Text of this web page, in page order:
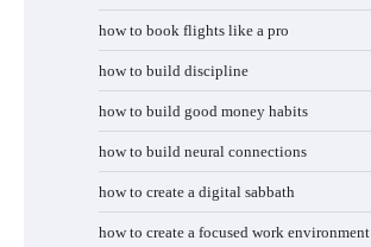
how to book flights like a pro
how to build discipline
how to build good money habits
how to build neural connections
how to create a digital sabbath
how to create a focused work environment